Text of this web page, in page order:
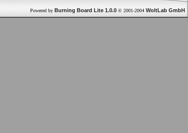
Powered byBurning Board Lite 1.0.0© 2001-2004WoltLab GmbH